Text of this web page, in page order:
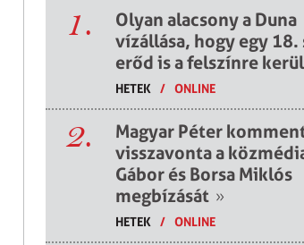
1.
Olyan alacsony a Duna
vízállása, hogy egy 18.
erőd is a felszínre
HETEK / ONLINE
2.
Magyar Péter
visszavonta a
Gábor és Borsa Miklós
megbízását »
HETEK / ONLINE